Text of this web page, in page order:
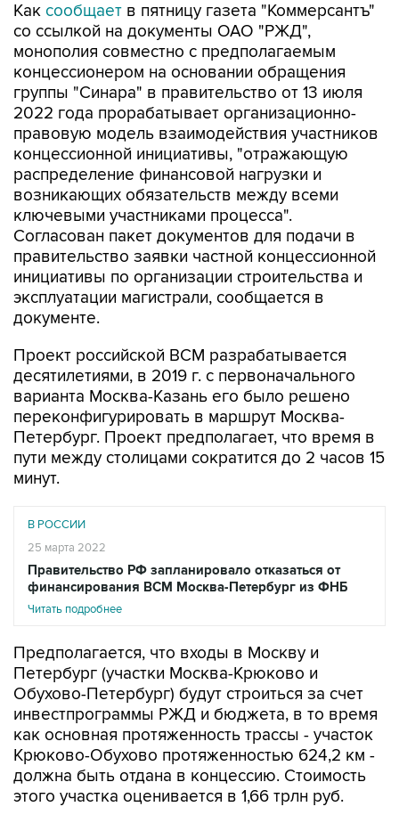
Как сообщает в пятницу газета "Коммерсантъ"
со ссылкой на документы ОАО "РЖД",
монополия совместно с предполагаемым
концессионером на основании обращения
группы "Синара" в правительство от 13 июля
2022 года прорабатывает организационно-
правовую модель взаимодействия участников
концессионной инициативы, "отражающую
распределение финансовой нагрузки и
возникающих обязательств между всеми
ключевыми участниками процесса".
Согласован пакет документов для подачи в
правительство заявки частной концессионной
инициативы по организации строительства и
эксплуатации магистрали, сообщается в
документе.
Проект российской ВСМ разрабатывается
десятилетиями, в 2019 г. с первоначального
варианта Москва-Казань его было решено
переконфигурировать в маршрут Москва-
Петербург. Проект предполагает, что время в
пути между столицами сократится до 2 часов 15
минут.
В РОССИИ
25 марта 2022
Правительство РФ запланировало отказаться от
финансирования ВСМ Москва-Петербург из ФНБ
Читать подробнее
Предполагается, что входы в Москву и
Петербург (участки Москва-Крюково и
Обухово-Петербург) будут строиться за счет
инвестпрограммы РЖД и бюджета, в то время
как основная протяженность трассы - участок
Крюково-Обухово протяженностью 624,2 км -
должна быть отдана в концессию. Стоимость
этого участка оценивается в 1,66 трлн руб.